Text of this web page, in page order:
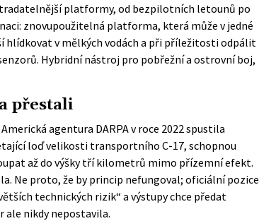
platformy, od bezpilotních letounů po
znovupoužitelná platforma, která může v jedné
hlídkovat v mělkých vodách a při příležitosti odpálit
Hybridní nástroj pro pobřežní a ostrovní boj,
přestali
agentura DARPA v roce 2022 spustila
loď velikosti transportního C-17, schopnou
až do výšky tří kilometrů mimo přízemní efekt.
Ne proto, že by princip nefungoval; oficiální pozice
technických rizik“ a výstupy chce předat
nikdy nepostavila.